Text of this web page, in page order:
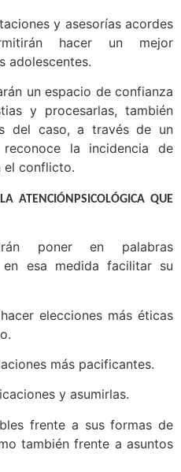
y asesorías acordes
hacer un mejor
adolescentes.
un espacio de confianza
y procesarlas, también
del caso, a través de un
la incidencia de
el conflicto.
ATENCIÓNPSICOLÓGICA QUE
poner en palabras
esa medida facilitar su
elecciones más éticas
más pacificantes.
y asumirlas.
frente a sus formas de
también frente a asuntos